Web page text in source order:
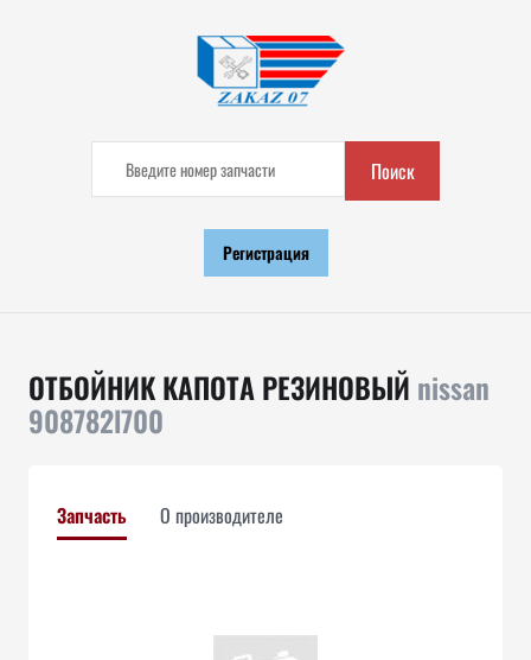
Поиск
Регистрация
ОТБОЙНИК КАПОТА РЕЗИНОВЫЙ nissan
908782l700
Запчасть О производителе